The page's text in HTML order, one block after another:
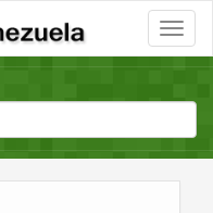
Toggle